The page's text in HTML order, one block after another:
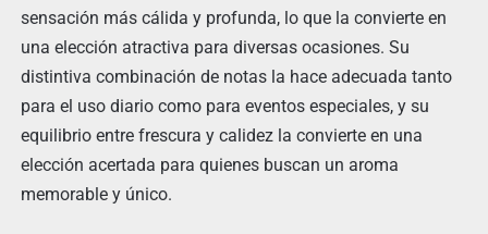
sensación más cálida y profunda, lo que la convierte en
una elección atractiva para diversas ocasiones. Su
distintiva combinación de notas la hace adecuada tanto
para el uso diario como para eventos especiales, y su
equilibrio entre frescura y calidez la convierte en una
elección acertada para quienes buscan un aroma
memorable y único.